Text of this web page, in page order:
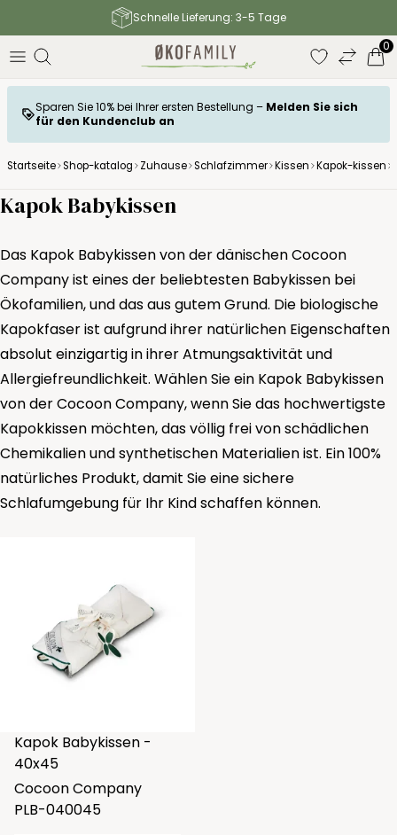
Kostenloser Versand zum Paketshop ab
0
Sparen Sie 10% bei Ihrer ersten Bestellung – Melden Sie sich
für den Kundenclub an
Startseite Shop-katalog Zuhause Schlafzimmer Kissen Kapok-kissen
Kapok Babykissen
Das Kapok Babykissen von der dänischen Cocoon
Company ist eines der beliebtesten Babykissen bei
Ökofamilien, und das aus gutem Grund. Die biologische
Kapokfaser ist aufgrund ihrer natürlichen Eigenschaften
absolut einzigartig in ihrer Atmungsaktivität und
Allergiefreundlichkeit. Wählen Sie ein Kapok Babykissen
von der Cocoon Company, wenn Sie das hochwertigste
Kapokkissen möchten, das völlig frei von schädlichen
Chemikalien und synthetischen Materialien ist. Ein 100%
natürliches Produkt, damit Sie eine sichere
Schlafumgebung für Ihr Kind schaffen können.
Kapok Babykissen -
40x45
Cocoon Company
PLB-040045